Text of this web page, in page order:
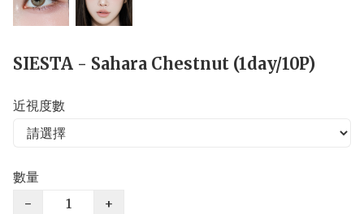
SIESTA - Sahara Chestnut (1day/10P)
近視度數
數量
−
+